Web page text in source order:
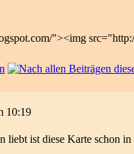
"><img
10:19
liebt ist diese Karte schon